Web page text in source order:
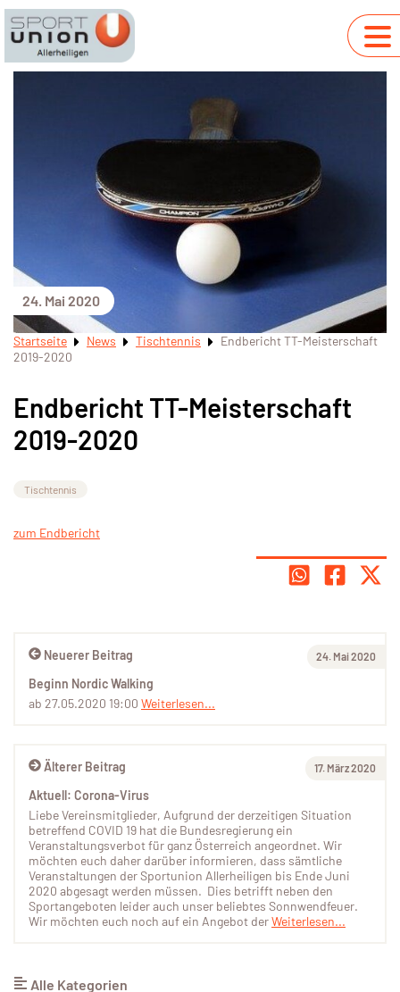
24. Mai 2020
Startseite News Tischtennis
Endbericht TT-Meisterschaft
2019-2020
Endbericht TT-Meisterschaft
2019-2020
Tischtennis
zum Endbericht
Älterer Beitrag 17. März 2020
Aktuell: Corona-Virus
Liebe Vereinsmitglieder, Aufgrund der derzeitigen Situation
betreffend COVID 19 hat die Bundesregierung ein
Veranstaltungsverbot für ganz Österreich angeordnet. Wir
möchten euch daher darüber informieren, dass sämtliche
Veranstaltungen der Sportunion Allerheiligen bis Ende Juni
2020 abgesagt werden müssen. Dies betrifft neben den
Sportangeboten leider auch unser beliebtes Sonnwendfeuer.
Wir möchten euch noch auf ein Angebot derWeiterlesen...
Neuerer Beitrag 24. Mai 2020
Beginn Nordic Walking
ab 27.05.2020 19:00 Weiterlesen...
Alle Kategorien